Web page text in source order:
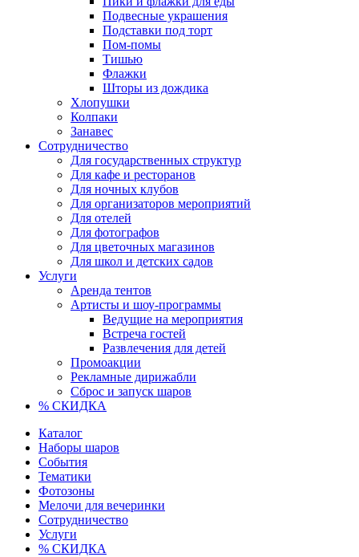
Подвесные украшения
Подставки под торт
Пом-помы
Тишью
Флажки
Шторы из дождика
Хлопушки
Колпаки
Занавес
Сотрудничество
Для государственных структур
Для кафе и ресторанов
Для ночных клубов
Для организаторов мероприятий
Для отелей
Для фотографов
Для цветочных магазинов
Для школ и детских садов
Услуги
Аренда тентов
Артисты и шоу-программы
Ведущие на мероприятия
Встреча гостей
Развлечения для детей
Промоакции
Рекламные дирижабли
Сброс и запуск шаров
% СКИДКА
Каталог
Наборы шаров
События
Тематики
Фотозоны
Мелочи для вечеринки
Сотрудничество
Услуги
% СКИДКА